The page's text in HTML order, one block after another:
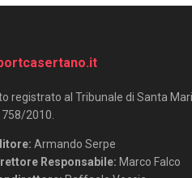
registrato al Tribunale di Santa
758/2010.
Armando Serpe
Responsabile: Marco Falco